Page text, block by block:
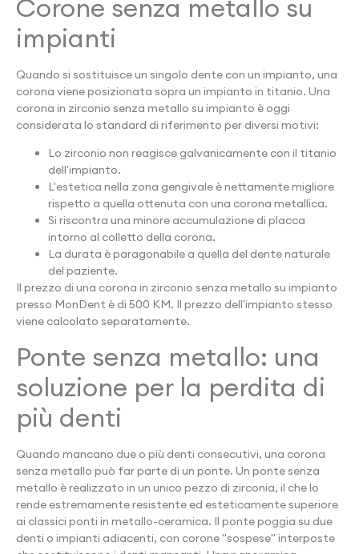
Corone senza metallo su
impianti
Quando si sostituisce un singolo dente con un impianto, una
corona viene posizionata sopra un impianto in titanio. Una
corona in zirconio senza metallo su impianto è oggi
considerata lo standard di riferimento per diversi motivi:
Lo zirconio non reagisce galvanicamente con il titanio
dell'impianto.
L'estetica nella zona gengivale è nettamente migliore
rispetto a quella ottenuta con una corona metallica.
Si riscontra una minore accumulazione di placca
intorno al colletto della corona.
La durata è paragonabile a quella del dente naturale
del paziente.
Il prezzo di una corona in zirconio senza metallo su impianto
presso MonDent è di 500 KM. Il prezzo dell'impianto stesso
viene calcolato separatamente.
Ponte senza metallo: una
soluzione per la perdita di
più denti
Quando mancano due o più denti consecutivi, una corona
senza metallo può far parte di un ponte. Un ponte senza
metallo è realizzato in un unico pezzo di zirconia, il che lo
rende estremamente resistente ed esteticamente superiore
ai classici ponti in metallo-ceramica. Il ponte poggia su due
denti o impianti adiacenti, con corone "sospese" interposte